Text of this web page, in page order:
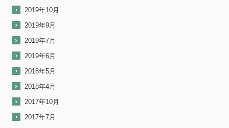
2019年10月
2019年9月
2019年7月
2019年6月
2018年5月
2018年4月
2017年10月
2017年7月